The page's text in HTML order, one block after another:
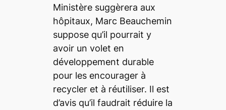
Ministère suggèrera aux
hôpitaux, Marc Beauchemin
suppose qu’il pourrait y
avoir un volet en
développement durable
pour les encourager à
recycler et à réutiliser. Il est
d’avis qu’il faudrait réduire la